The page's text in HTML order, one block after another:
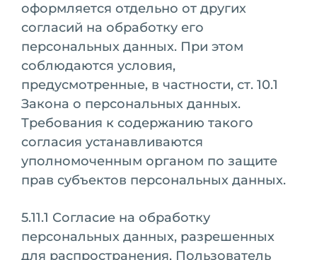
оформляется отдельно от других
согласий на обработку его
персональных данных. При этом
соблюдаются условия,
предусмотренные, в частности, ст. 10.1
Закона о персональных данных.
Требования к содержанию такого
согласия устанавливаются
уполномоченным органом по защите
прав субъектов персональных данных.
5.11.1 Согласие на обработку
персональных данных, разрешенных
для распространения, Пользователь